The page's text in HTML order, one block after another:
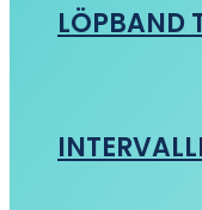
LÖPBAND